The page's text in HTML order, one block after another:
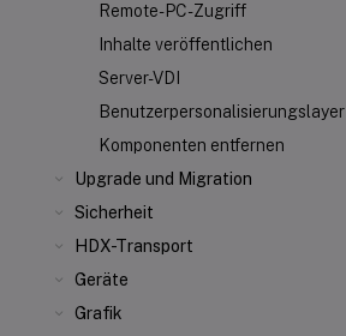
Remote-PC-Zugriff
Inhalte veröffentlichen
Server-VDI
Benutzerpersonalisierungslayer
Komponenten entfernen
Upgrade und Migration
Sicherheit
HDX-Transport
Geräte
Grafik